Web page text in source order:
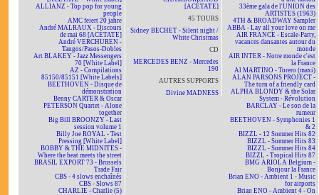
ALLIANZ - Top pop for young
people
AMC feiert 20 jahre
André MALRAUX - Discours
de mai 68 [ACÉTATE]
André VERCHUREN -
Tangos/Pasos-Dobles
Art BLAKEY - Jazz Messengers
70 [White Label]
AZ - Compilations
85150/85151 [White Labels]
BEETHOVEN - Disque de
démonstration
Benny CARTER & Oscar
PETERSON Quartet - Alone
together
Big Bill BROONZY - Last
session volume 1
Billy Joe ROYAL - Test
Pressing [White Label]
BOBBY & THE MIDNITES -
Where the beat meets the street
BRASIL EXPORT 73 - Brussels
Trade Fair
CBS - 4 slows enchaînés
CBS - Slows 87
CHARLIE - Charlie (5)
[ACÉTATE]
45 TOURS
Sidney BECHET - Silent night /
White Christmas
CD
MERCEDES BENZ - Mercedes
190
AUTRES SUPPORTS
Divine MADNESS
33ème gala de l'UNION des
ARTISTES (1963)
4TH & BROADWAY Sampler
ABBA - Lay all your love on me
AIR FRANCE - Escale-Party,
vacances dansantes autour du
monde
AIR INTER - Notre monde c'est
la France
Al MARTINO - Torero (maxi)
ALAN PARSONS PROJECT -
The turn of a friendly card
ALPHA BLONDY & the Solar
System - Révolution
BARCLAY - Le son de la
rumeur
BEETHOVEN - Symphonies 1
& 2
BIZZL - 12 Sommer Hits 82
BIZZL - Sommer Hits 83
BIZZL - Sommer Hits 84
BIZZL - Tropical Hits 87
BMG ARIOLA Belgium -
Bonjour la France
Brian ENO - Ambient 1 - Music
for airports
Brian ENO - Ambient 4 - On